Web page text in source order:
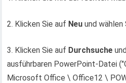
2. Klicken Sie auf Neu und
3. Klicken Sie auf Durchsuche
ausführbaren PowerPoint-Datei
Microsoft Office \ Office12 \